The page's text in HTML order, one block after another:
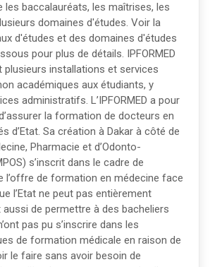
les baccalauréats, les maîtrises, les
domaines d'études. Voir la
d'études et des domaines d'études
pour plus de détails. IPFORMED
plusieurs installations et services
académiques aux étudiants, y
administratifs. L’IPFORMED a pour
la formation de docteurs en
d’Etat. Sa création à Dakar à côté de
Pharmacie et d’Odonto-
s’inscrit dans le cadre de
l’offre de formation en médecine face
l’Etat ne peut pas entièrement
aussi de permettre à des bacheliers
pas pu s’inscrire dans les
de formation médicale en raison de
le faire sans avoir besoin de